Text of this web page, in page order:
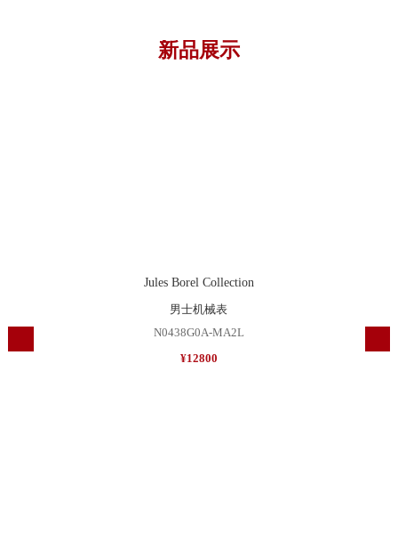
新品展示
Jules Borel Collection
男士机械表
N0438G0A-MA2L
¥12800